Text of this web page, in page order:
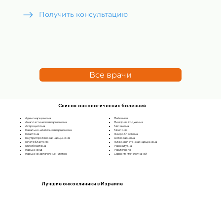
Все врачи
Получить консультацию
Лучшие онкоклиники в Израиле
Аденокарцинома
Анапластическая карцинома
Астроцитома
Базально-клеточная карцинома
Бластома
Внутрипротоковая карцинома
Гепатобластома
Глиобластома
Карциноид
Карцинома почечных клеток
Лейкемия
Лимфома Ходжкина
Меланома
Миелома
Нейробластома
Остеосаркома
Плоскоклеточная карцинома
Рак желудка
Рак легкого
Саркома мягких тканей
Список онкологических болезней